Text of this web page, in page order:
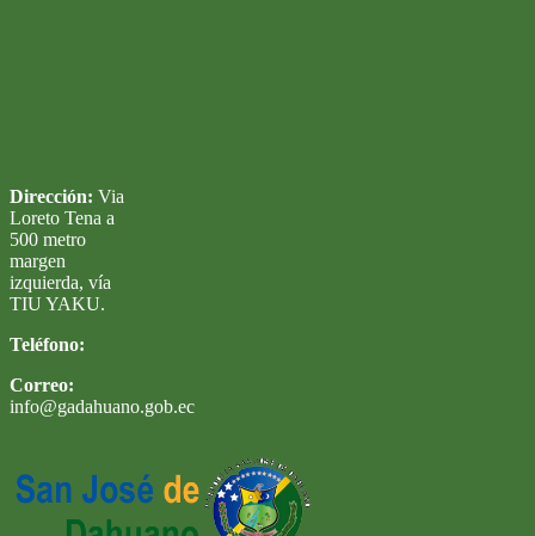
Dirección: Via
Loreto Tena a
500 metro
margen
izquierda, vía
TIU YAKU.
Teléfono:
Correo:
info@gadahuano.gob.ec